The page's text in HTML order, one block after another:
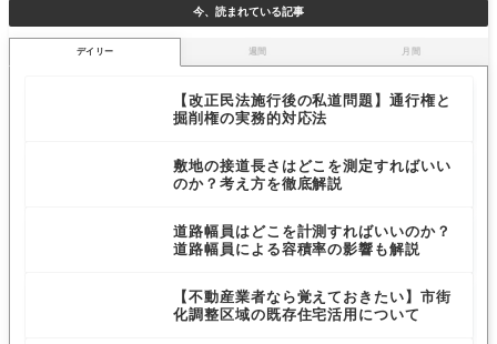
今、読まれている記事
デイリー 週間 月間
【改正民法施行後の私道問題】通行権と
掘削権の実務的対応法
敷地の接道長さはどこを測定すればいい
のか？考え方を徹底解説
道路幅員はどこを計測すればいいのか？
道路幅員による容積率の影響も解説
【不動産業者なら覚えておきたい】市街
化調整区域の既存住宅活用について